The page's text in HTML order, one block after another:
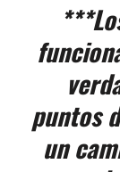
puntos
un